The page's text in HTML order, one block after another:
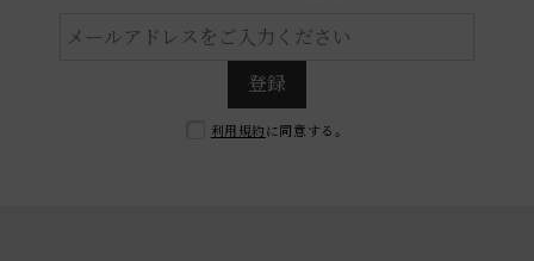
登録
利用規約 に同意する。